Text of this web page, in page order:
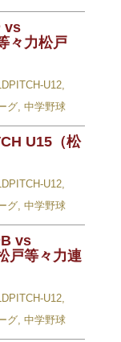
vs
々力松戸
U12,
グ, 中学野球
U15（松
U12,
グ, 中学野球
vs
戸等々力連
U12,
グ, 中学野球